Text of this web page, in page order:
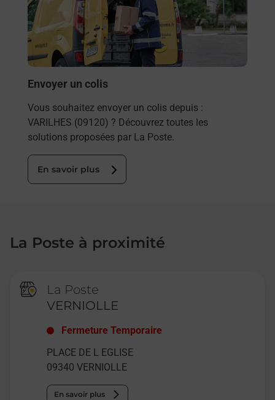
Envoyer un colis
Vous souhaitez envoyer un colis depuis :
VARILHES (09120) ? Découvrez toutes les
solutions proposées par La Poste.
En savoir plus
La Poste à proximité
La Poste
VERNIOLLE
Fermeture Temporaire
PLACE DE L EGLISE
09340 VERNIOLLE
En savoir plus